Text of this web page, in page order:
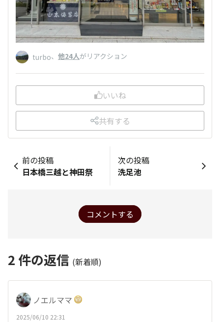
turbo、 他24人がリアクション
いいね
共有する
前の投稿
日本橋三越と神田祭
次の投稿
洗足池
コメントする
2 件の返信 (新着順)
ノエルママ
2025/06/10 22:31